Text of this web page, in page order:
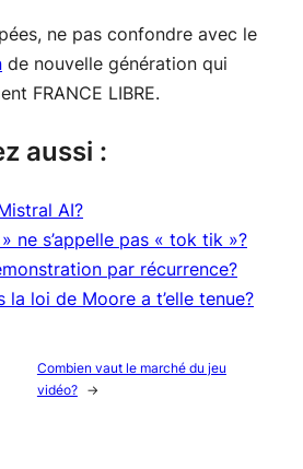
ne pas confondre avec le
de nouvelle génération qui
FRANCE LIBRE.
aussi :
AI?
ne s’appelle pas « tok tik »?
par récurrence?
la loi de Moore a t’elle tenue?
Combien vaut le marché du jeu
vidéo?
→